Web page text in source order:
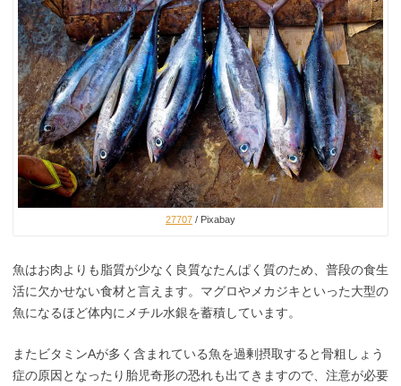
27707 / Pixabay
魚はお肉よりも脂質が少なく良質なたんぱく質のため、普段の食生
活に欠かせない食材と言えます。マグロやメカジキといった大型の
魚になるほど体内にメチル水銀を蓄積しています。
またビタミンAが多く含まれている魚を過剰摂取すると骨粗しょう
症の原因となったり胎児奇形の恐れも出てきますので、注意が必要